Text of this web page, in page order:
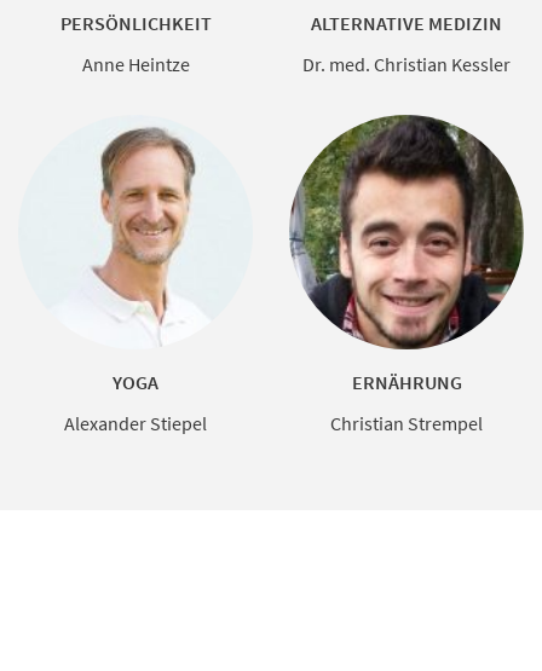
PERSÖNLICHKEIT
Anne Heintze
ALTERNATIVE MEDIZIN
Dr. med. Christian Kessler
YOGA
Alexander Stiepel
ERNÄHRUNG
Christian Strempel